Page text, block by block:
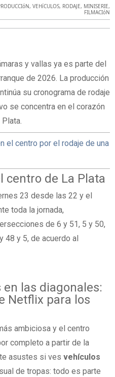
, VEHíCULOS, RODAJE, MINISERIE,
FILMACIóN
y vallas ya es parte del
de 2026. La producción
su cronograma de rodaje
se concentra en el corazón
el centro por el rodaje de una
centro de La Plata
23 desde las 22 y el
toda la jornada,
de 6 y 51, 5 y 50,
48 y 5, de acuerdo al
las diagonales:
Netflix para los
ambiciosa y el centro
completo a partir de la
asustes si ves vehículos
de tropas: todo es parte